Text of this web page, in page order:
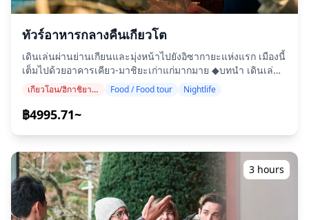
![]
![]
(https://assets.hldycdn.com/experiences/
![]
(https://assets.hldycdn.com/experiences/
![]
![]
(https://assets.hldycdn.com/experiences/
![]
(https://assets.hldycdn.com/experiences/
ภาพที่จุดสัญลักษณ์ของเกียวโต 6. กล่าวลาช่างภาพและ
เพลิดเพลินกับเวลาในชุดกิโมโนต่อไป 7. คืนชุดกิโมโนที่ร้าน
ก่อนเวลาปิด (พนักงานจะแจ้งเวลาคืนให้ทราบล่วงหน้า) ◆ข้อมูล
มอบในรูปแบบดิจิทัลภายในหนึ่งสัปดาห์ ◆ข้อมูลสำคัญ: ・หาก
คุณมาถึงช้ากว่าเวลานัดหมายที่กำหนด, ระยะเวลาการถ่ายภาพ
และจำนวนภาพที่ส่งมอบอาจลดลง. ・หลังจากจอง เราอาจติดต่อ
WhatsApp ล่วงหน้า ・หากมีการพยากรณ์ฝนสำหรับจุดถ่ายภาพ
หรือ (3) ยกเลิกการถ่ายภาพ ・หากไม่สามารถดำเนินการทัวร์ได้
เนื่องจากฝนตกในวันนั้น สามารถเลื่อนกำหนดการไปยังวันอื่นได้
อย่างไรก็ตาม โปรดทราบว่าค่าธรรมเนียมการยกเลิกเต็มจำนวน
สำหรับการเช่าชุดกิโมโนจะถูกเรียกเก็บ การคืนเงินจะดำเนิน
การหลังจากหักค่าธรรมเนียมการยกเลิกแล้ว ![]
ทัวร์อาหารกลางคืนเกียวโต
เดินเล่นผ่านย่านเกียนและมุ่งหน้าไปยังอิซากายะแห่งแรก เมืองนี้
เต็มไปด้วยอาคารเคียว-มาชิยะเก่าแก่มากมาย ◆บทนำ เดินเล่น
ผ่านย่านเกียนและมุ่งหน้าไปยังอิซากายะแห่งแรก เมืองนี้เต็มไป
รสชาติเรียบง่ายของผักและเนื้อสัตว์เกียวโต ที่ปรุงด้วยเครื่องปรุง
ที่สอง ลิ้มรสเทมปุระสไตล์และชาเขียวในบรรยากาศย้อนยุคสมัย
โชวะ สุดท้าย เยี่ยมชมบาร์ยืนเพื่อลิ้มรสสาเกท้องถิ่น (มีตัวเลือก
ไม่มีแอลกอฮอล์ด้วย) ไม่ว่าจะเดินทางกับครอบครัวและเพื่อนหรือ
คนเดียว ทัวร์อาหารนี้แนะนำสำหรับนักเดินทางทุกประเภท ・
เพลิดเพลินกับประสบการณ์วัฒนธรรมอาหารเกียวโตที่ลึกซึ้งกว่า
การสำรวจคนเดียว ・รวมการชิมอาหาร 4-5 จานและเครื่องดื่ม
เกียวโอน/ฮิกาชิยามะ (วัดคิโยมิซุ, ศาลเจ้ายาซากะ, ศาลเจ้าเฮอัน) Food / Food tour Nightlife
฿4995.71~
3 hours